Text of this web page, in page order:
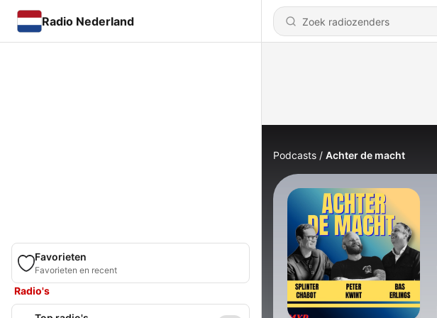
Radio Nederland
Favorieten
Favorieten en recent
Radio's
Podcasts Achter de macht